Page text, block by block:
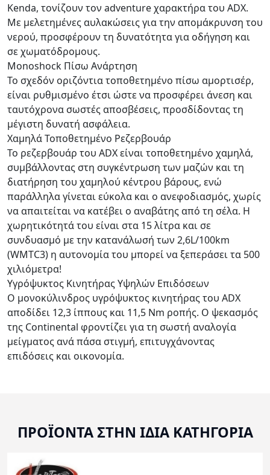
Kenda, τονίζουν τον adventure χαρακτήρα του ADX.
Με μελετημένες αυλακώσεις για την απομάκρυνση του
νερού, προσφέρουν τη δυνατότητα για οδήγηση και
σε χωματόδρομους.
Monoshock Πίσω Ανάρτηση
Το σχεδόν οριζόντια τοποθετημένο πίσω αμορτισέρ,
είναι ρυθμισμένο έτσι ώστε να προσφέρει άνεση και
ταυτόχρονα σωστές αποσβέσεις, προσδίδοντας τη
μέγιστη δυνατή ασφάλεια.
Χαμηλά Τοποθετημένο Ρεζερβουάρ
Το ρεζερβουάρ του ADX είναι τοποθετημένο χαμηλά,
συμβάλλοντας στη συγκέντρωση των μαζών και τη
διατήρηση του χαμηλού κέντρου βάρους, ενώ
παράλληλα γίνεται εύκολα και ο ανεφοδιασμός, χωρίς
να απαιτείται να κατέβει ο αναβάτης από τη σέλα. Η
χωρητικότητά του είναι στα 15 λίτρα και σε
συνδυασμό με την κατανάλωσή των 2,6L/100km
(WMTC3) η αυτονομία του μπορεί να ξεπεράσει τα 500
χιλιόμετρα!
Υγρόψυκτος Κινητήρας Υψηλών Επιδόσεων
Ο μονοκύλινδρος υγρόψυκτος κινητήρας του ADX
αποδίδει 12,3 ίππους και 11,5 Nm ροπής. Ο ψεκασμός
της Continental φροντίζει για τη σωστή αναλογία
μείγματος ανά πάσα στιγμή, επιτυγχάνοντας
επιδόσεις και οικονομία.
ΠΡΟΪΟΝΤΑ ΣΤΗΝ ΙΔΙΑ ΚΑΤΗΓΟΡΙΑ